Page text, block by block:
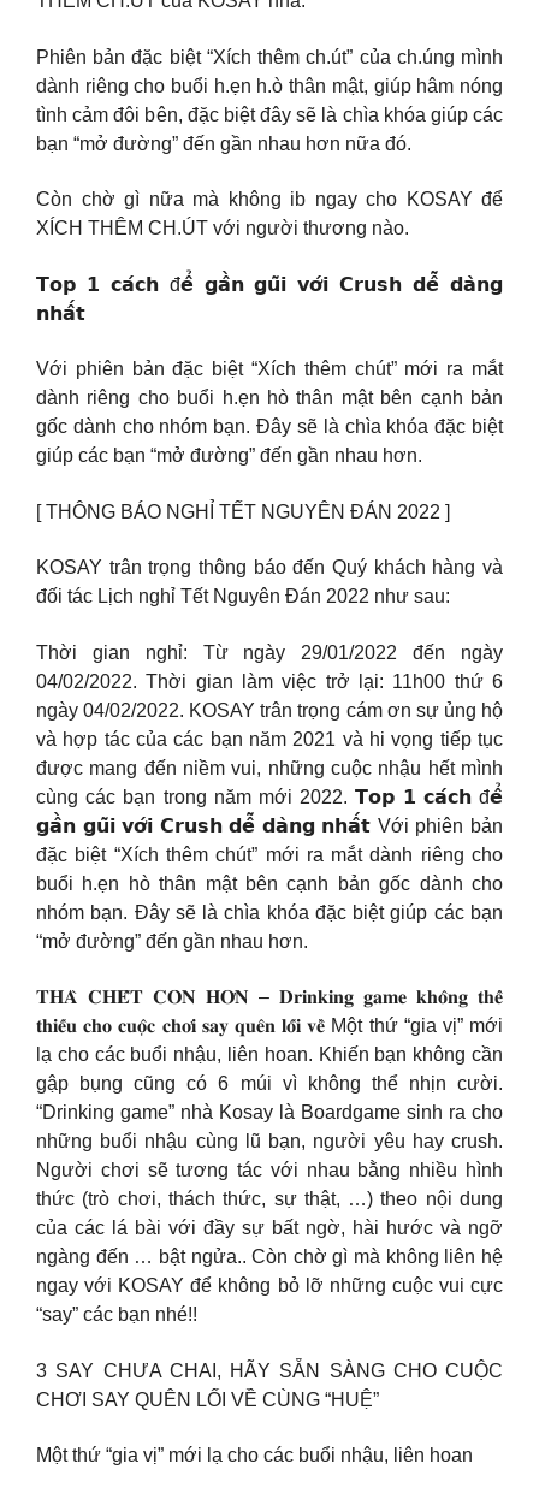
Phiên bản đặc biệt “Xích thêm ch.út” của ch.úng mình
dành riêng cho buổi h.ẹn h.ò thân mật, giúp hâm nóng
tình cảm đôi bên, đặc biệt đây sẽ là chìa khóa giúp các
bạn “mở đường” đến gần nhau hơn nữa đó.
Còn chờ gì nữa mà không ib ngay cho KOSAY để
XÍCH THÊM CH.ÚT với người thương nào.
𝗧𝗼𝗽 𝟭 𝗰𝗮́𝗰𝗵 đ𝗲̂̉ 𝗴𝗮̂̀𝗻 𝗴𝘂̃𝗶 𝘃𝗼̛́𝗶 𝗖𝗿𝘂𝘀𝗵 𝗱𝗲̂̃ 𝗱𝗮̀𝗻𝗴
𝗻𝗵𝗮̂́𝘁
Với phiên bản đặc biệt “Xích thêm chút” mới ra mắt
dành riêng cho buổi h.ẹn hò thân mật bên cạnh bản
gốc dành cho nhóm bạn. Đây sẽ là chìa khóa đặc biệt
giúp các bạn “mở đường” đến gần nhau hơn.
[ THÔNG BÁO NGHỈ TẾT NGUYÊN ĐÁN 2022 ]
KOSAY trân trọng thông báo đến Quý khách hàng và
đối tác Lịch nghỉ Tết Nguyên Đán 2022 như sau:
Thời gian nghỉ: Từ ngày 29/01/2022 đến ngày
04/02/2022. Thời gian làm việc trở lại: 11h00 thứ 6
ngày 04/02/2022. KOSAY trân trọng cám ơn sự ủng hộ
và hợp tác của các bạn năm 2021 và hi vọng tiếp tục
được mang đến niềm vui, những cuộc nhậu hết mình
cùng các bạn trong năm mới 2022. 𝗧𝗼𝗽 𝟭 𝗰𝗮́𝗰𝗵 đ𝗲̂̉
𝗴𝗮̂̀𝗻 𝗴𝘂̃𝗶 𝘃𝗼̛́𝗶 𝗖𝗿𝘂𝘀𝗵 𝗱𝗲̂̃ 𝗱𝗮̀𝗻𝗴 𝗻𝗵𝗮̂́𝘁 Với phiên bản
đặc biệt “Xích thêm chút” mới ra mắt dành riêng cho
buổi h.ẹn hò thân mật bên cạnh bản gốc dành cho
nhóm bạn. Đây sẽ là chìa khóa đặc biệt giúp các bạn
“mở đường” đến gần nhau hơn.
𝐓𝐇𝐀̀ 𝐂𝐇𝐄̂́𝐓 𝐂𝐎̀𝐍 𝐇𝐎̛𝐍 – 𝐃𝐫𝐢𝐧𝐤𝐢𝐧𝐠 𝐠𝐚𝐦𝐞 𝐤𝐡𝐨̂𝐧𝐠 𝐭𝐡𝐞̂̉
𝐭𝐡𝐢𝐞̂́𝐮 𝐜𝐡𝐨 𝐜𝐮𝐨̣̂𝐜 𝐜𝐡𝐨̛𝐢 𝐬𝐚𝐲 𝐪𝐮𝐞̂𝐧 𝐥𝐨̂́𝐢 𝐯𝐞̂̀ Một thứ “gia vị” mới
lạ cho các buổi nhậu, liên hoan. Khiến bạn không cần
gập bụng cũng có 6 múi vì không thể nhịn cười.
“Drinking game” nhà Kosay là Boardgame sinh ra cho
những buổi nhậu cùng lũ bạn, người yêu hay crush.
Người chơi sẽ tương tác với nhau bằng nhiều hình
thức (trò chơi, thách thức, sự thật, …) theo nội dung
của các lá bài với đầy sự bất ngờ, hài hước và ngỡ
ngàng đến … bật ngửa.. Còn chờ gì mà không liên hệ
ngay với KOSAY để không bỏ lỡ những cuộc vui cực
“say” các bạn nhé!!
3 SAY CHƯA CHAI, HÃY SẴN SÀNG CHO CUỘC
CHƠI SAY QUÊN LỐI VỀ CÙNG “HUỆ”
Một thứ “gia vị” mới lạ cho các buổi nhậu, liên hoan